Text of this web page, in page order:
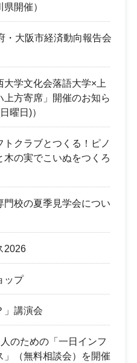
開催）
・大阪市経済動向報告会
大学文化会落語大学×上
方寄席」開催のお知ら
曜日)）
クラブとつくる！ピノ
木の実でこいぬをつくろ
門校の夏季見学会につい
2026
ップ
」講演会
のための「一日インフ
」（無料相談会）を開催